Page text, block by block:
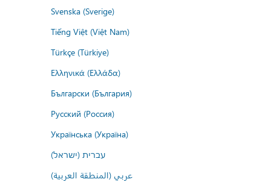
Svenska (Sverige)
Tiếng Việt (Việt Nam)
Türkçe (Türkiye)
Ελληνικά (Ελλάδα)
Български (България)
Русский (Россия)
Українська (Україна)
עברית (ישראל)
عربي (المنطقة العربية)